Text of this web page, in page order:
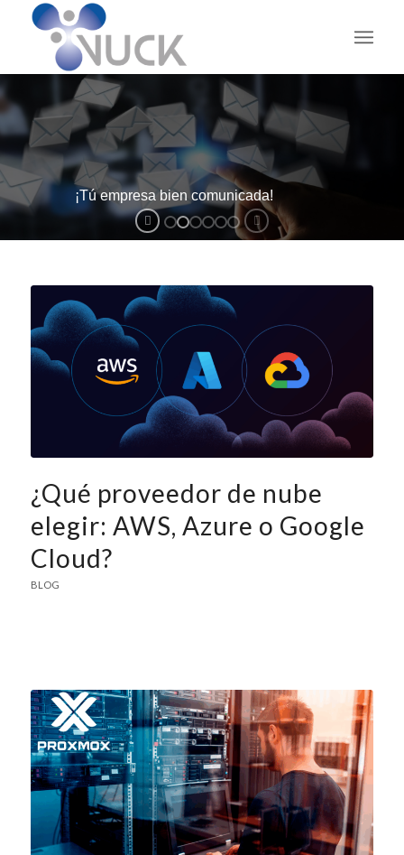
¡Tú empresa bien comunicada!
¿Qué proveedor de nube
elegir: AWS, Azure o Google
Cloud?
BLOG